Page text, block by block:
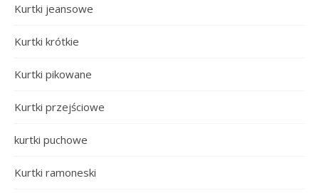
Kurtki jeansowe
Kurtki krótkie
Kurtki pikowane
Kurtki przejściowe
kurtki puchowe
Kurtki ramoneski